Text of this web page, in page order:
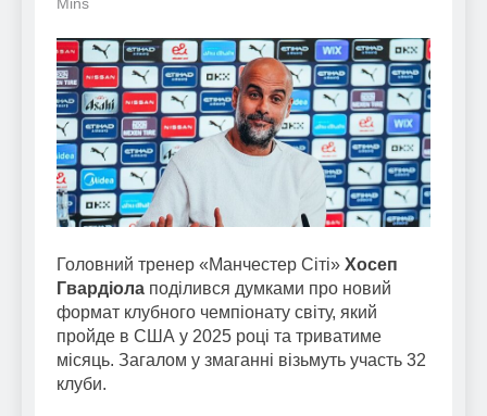
Головний тренер «Манчестер Сіті» Хосеп
Гвардіола поділився думками про новий
формат клубного чемпіонату світу, який
пройде в США у 2025 році та триватиме
місяць. Загалом у змаганні візьмуть участь 32
клуби.